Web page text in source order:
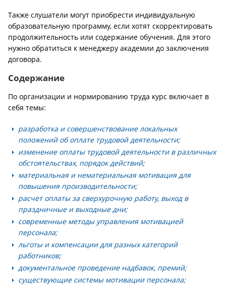
Также слушатели могут приобрести индивидуальную
образовательную программу, если хотят скорректировать
продолжительность или содержание обучения. Для этого
нужно обратиться к менеджеру академии до заключения
договора.
Содержание
По организации и нормированию труда курс включает в
себя темы:
разработка и совершенствование локальных
положений об оплате трудовой деятельности;
изменение оплаты трудовой деятельности в различных
обстоятельствах, порядок действий;
материальная и нематериальная мотивация для
повышения производительности;
расчет оплаты за сверхурочную работу, выход в
праздничные и выходные дни;
современные методы управления мотивацией
персонала;
льготы и компенсации для разных категорий
работников;
документальное проведение надбавок, премий;
существующие системы мотивации персонала;